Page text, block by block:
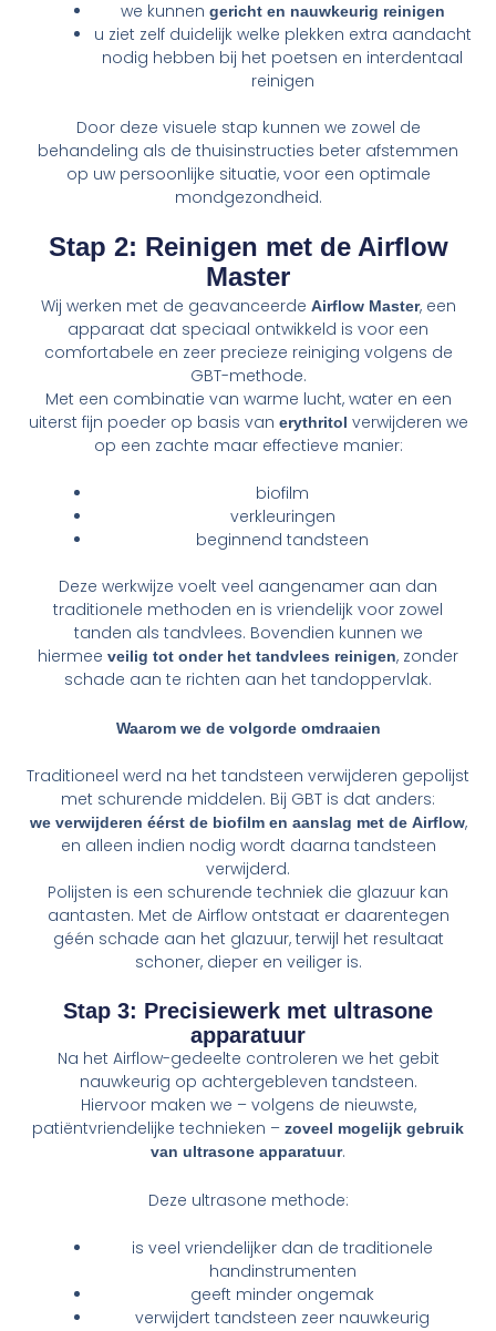
we kunnen gericht en nauwkeurig reinigen
u ziet zelf duidelijk welke plekken extra aandacht
nodig hebben bij het poetsen en interdentaal
reinigen
Door deze visuele stap kunnen we zowel de
behandeling als de thuisinstructies beter afstemmen
op uw persoonlijke situatie, voor een optimale
mondgezondheid.
Stap 2: Reinigen met de Airflow
Master
Wij werken met de geavanceerde Airflow Master, een
apparaat dat speciaal ontwikkeld is voor een
comfortabele en zeer precieze reiniging volgens de
GBT-methode.
Met een combinatie van warme lucht, water en een
uiterst fijn poeder op basis van erythritol verwijderen we
op een zachte maar effectieve manier:
biofilm
verkleuringen
beginnend tandsteen
Deze werkwijze voelt veel aangenamer aan dan
traditionele methoden en is vriendelijk voor zowel
tanden als tandvlees. Bovendien kunnen we
hiermee veilig tot onder het tandvlees reinigen, zonder
schade aan te richten aan het tandoppervlak.
Waarom we de volgorde omdraaien
Traditioneel werd na het tandsteen verwijderen gepolijst
met schurende middelen. Bij GBT is dat anders:
we verwijderen éérst de biofilm en aanslag met de Airflow,
en alleen indien nodig wordt daarna tandsteen
verwijderd.
Polijsten is een schurende techniek die glazuur kan
aantasten. Met de Airflow ontstaat er daarentegen
géén schade aan het glazuur, terwijl het resultaat
schoner, dieper en veiliger is.
Stap 3: Precisiewerk met ultrasone
apparatuur
Na het Airflow-gedeelte controleren we het gebit
nauwkeurig op achtergebleven tandsteen.
Hiervoor maken we – volgens de nieuwste,
patiëntvriendelijke technieken – zoveel mogelijk gebruik
van ultrasone apparatuur.
Deze ultrasone methode:
is veel vriendelijker dan de traditionele
handinstrumenten
geeft minder ongemak
verwijdert tandsteen zeer nauwkeurig